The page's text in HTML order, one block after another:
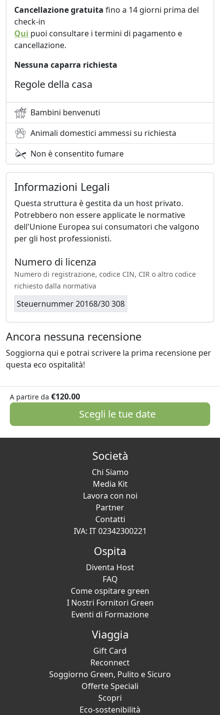
Cancellazione gratuita fino a 14 giorni prima del
check-in
Qui puoi consultare i termini di pagamento e
cancellazione.
Nessuna caparra richiesta
Regole della casa
Bambini benvenuti
Animali domestici ammessi su richiesta
Non è consentito fumare
Informazioni Legali
Questa struttura è gestita da un host privato.
Potrebbero non essere applicate le normative
dell'Unione Europea sui consumatori che valgono
per gli host professionisti.
Numero di licenza
Numero di registrazione, codice CIN, CIR o altro codice
richiesto dalla normativa
Steuernummer 20168/30 308
Ancora nessuna recensione
Soggiorna qui e potrai scrivere la prima recensione per
questa eco ospitalità!
A partire da €120.00
Scegli le tue date
Società
Chi Siamo
Media Kit
Lavora con noi
Partner
Contatti
IVA: IT 02342300221
Ospita
Diventa Host
FAQ
Come ospitare green
I Nostri Fornitori Green
Eventi di Formazione
Viaggia
Gift Card
Reconnect
Soggiorno Green, Pulito e Sicuro
Offerte Speciali
Scopri
Eco-sostenibilità